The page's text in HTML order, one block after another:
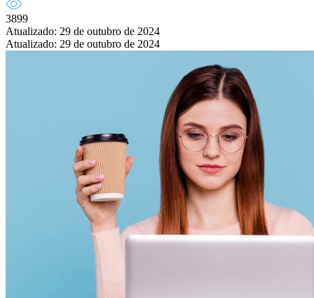
3899
Atualizado: 29 de outubro de 2024
Atualizado: 29 de outubro de 2024